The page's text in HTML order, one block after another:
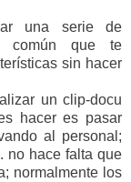
una serie de
común que te
sin hacer
un clip-docu
hacer es pasar
al personal;
no hace falta que
normalmente los